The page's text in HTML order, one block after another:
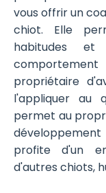
vous offrir un
chiot. Elle
habitudes
propriétaire
l'appliquer au
permet au
profite d'un
d'autres chiots,